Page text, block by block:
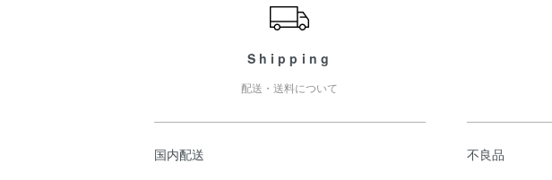
Shipping
配送・送料について
国内配送
不良品